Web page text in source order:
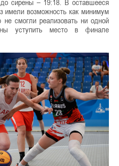
сирены – 19:18. В оставшееся
имели возможность как минимум
не смогли реализовать ни одной
уступить место в финале